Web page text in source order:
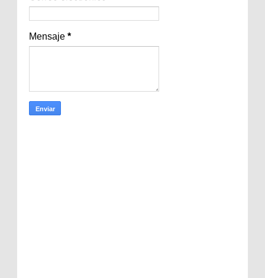
Mensaje *